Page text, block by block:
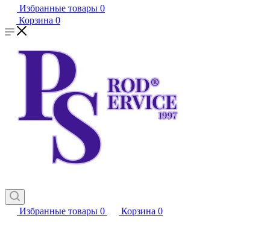
Избранные товары 0
Корзина 0
Избранные товары 0 Корзина 0